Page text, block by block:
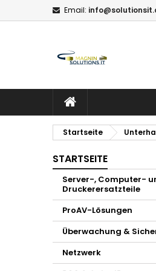
Email:
STARTSEITE
Startseite
STARTSEITE
Server-, Computer-
Druckerersatzteile
ProAV-Lösungen
Überwachung &
Netzwerk